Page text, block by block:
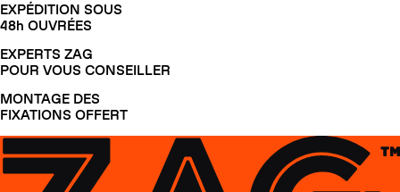
EXPÉDITION SOUS
48h OUVRÉES
EXPERTS ZAG
POUR VOUS CONSEILLER
MONTAGE DES
FIXATIONS OFFERT